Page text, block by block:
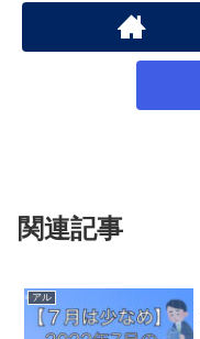
関連記事
アル